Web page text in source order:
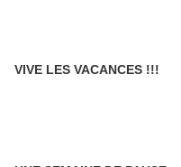
VIVE LES VACANCES !!!